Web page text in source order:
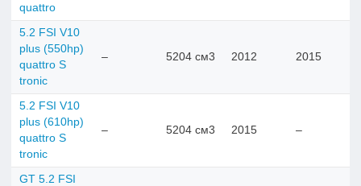
quattro
5.2 FSI V10
plus (550hp)
quattro S
tronic
– 5204 см3 2012 2015
5.2 FSI V10
plus (610hp)
quattro S
tronic
– 5204 см3 2015 –
GT 5.2 FSI